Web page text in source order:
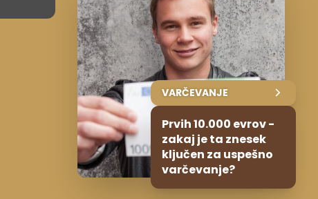
VARČEVANJE
Prvih 10.000 evrov -
zakaj je ta znesek
ključen za uspešno
varčevanje?